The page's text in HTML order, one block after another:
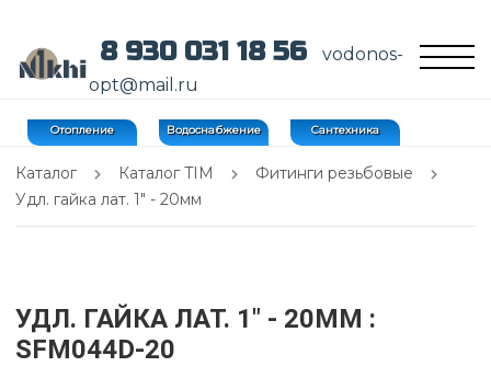
8 930 031 18 56
vodonos-
opt@mail.ru
Отопление Водоснабжение Сантехника
Каталог Каталог TIM
Фитинги резьбовые
Удл. гайка лат. 1" - 20мм
УДЛ. ГАЙКА ЛАТ. 1" - 20ММ :
SFM044D-20